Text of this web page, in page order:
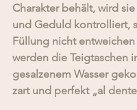
Charakter behält, wird
und Geduld kontrolliert,
Füllung nicht entweichen
werden die Teigtaschen
gesalzenem Wasser
zart und perfekt „al